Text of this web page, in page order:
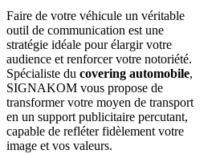
Faire de votre véhicule un véritable
outil de communication est une
stratégie idéale pour élargir votre
audience et renforcer votre notoriété.
Spécialiste du covering automobile,
SIGNAKOM vous propose de
transformer votre moyen de transport
en un support publicitaire percutant,
capable de refléter fidèlement votre
image et vos valeurs.